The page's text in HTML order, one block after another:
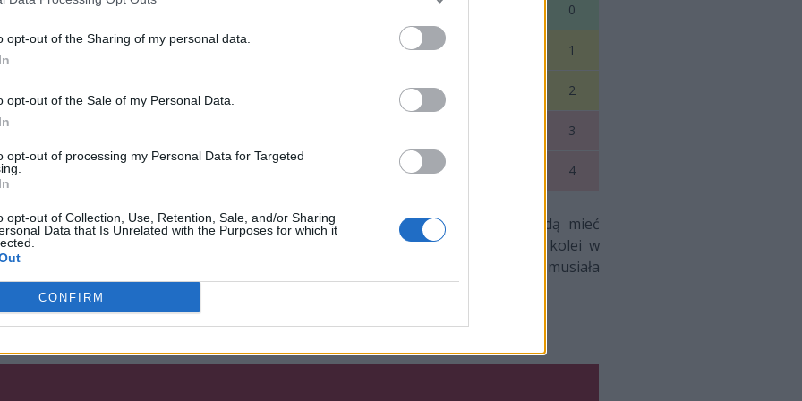
opt-out of the Sharing of my personal data.
opt-out of the Sale of my Personal Data.
opt-out of processing my Personal Data for Targeted
opt-out of Collection, Use, Retention, Sale, and/or Sharing
Data that Is Unrelated with the Purposes for which it
CONFIRM
4 0 0
1
2
3
4
pomoże wyłonić nam tegorocznego mistrza. Kilka godzin odpoczynku będą mieć
zespoły z pierwszych miejsc awansowały bezpośrednio do półfinału. Z kolei w
podejmie osłabioną Koreę Południową, zaś zawsze groźna Francja będzie musiała
edycji mistrzostw poczyniła ogromny progres.